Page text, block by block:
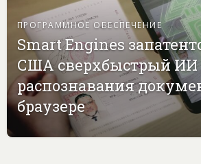
ПРОГРАММНОЕ ОБЕСПЕЧЕНИЕ
Smart Engines
США сверхбыстрый ИИ
распознавания
браузере